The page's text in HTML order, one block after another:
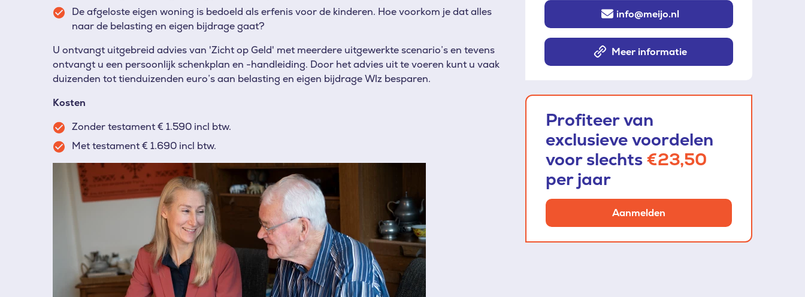
De afgeloste eigen woning is bedoeld als erfenis voor de kinderen. Hoe voorkom je dat alles
naar de belasting en eigen bijdrage gaat?
U ontvangt uitgebreid advies van 'Zicht op Geld' met meerdere uitgewerkte scenario’s en tevens
ontvangt u een persoonlijk schenkplan en -handleiding. Door het advies uit te voeren kunt u vaak
duizenden tot tienduizenden euro’s aan belasting en eigen bijdrage Wlz besparen.
Kosten
Zonder testament € 1.590 incl btw.
Met testament € 1.690 incl btw.
Afbeelding
info@meijo.nl
Meer informatie
Profiteer van
exclusieve voordelen
voor slechts€23,50
per jaar
Aanmelden